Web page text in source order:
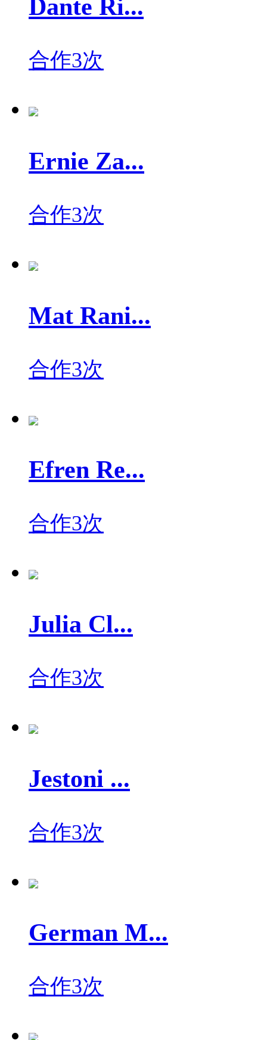
Dante Ri...
合作3次
Ernie Za...
合作3次
Mat Rani...
合作3次
Efren Re...
合作3次
Julia Cl...
合作3次
Jestoni ...
合作3次
German M...
合作3次